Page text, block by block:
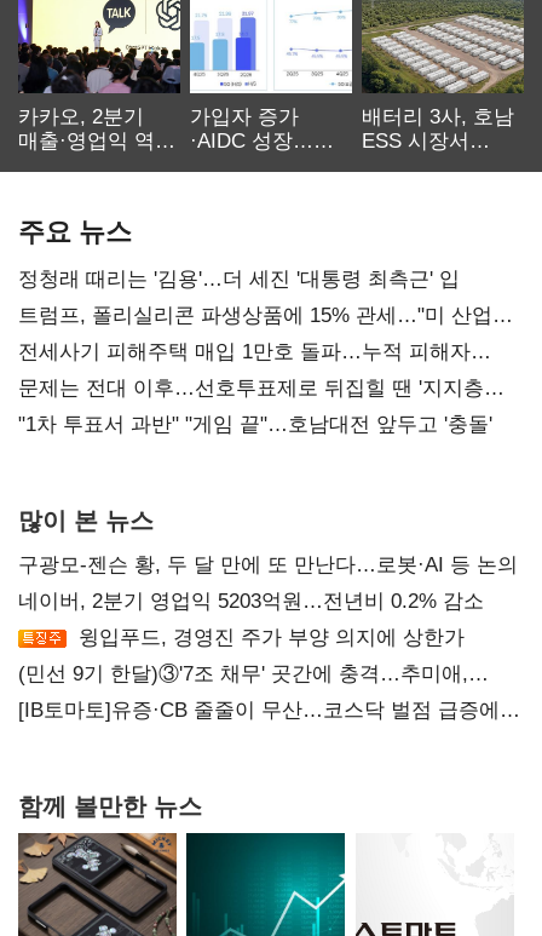
카카오, 2분기
매출·영업익 역대
가입자 증가
·AIDC 성장…
배터리 3사, 호남
ESS 시장서
주요 뉴스
정청래 때리는 '김용'…더 세진 '대통령 최측근' 입
트럼프, 폴리실리콘 파생상품에 15% 관세…"미 산업
재건"
전세사기 피해주택 매입 1만호 돌파…누적 피해자
4만278명
문제는 전대 이후…선호투표제로 뒤집힐 땐 '지지층
불복'
"1차 투표서 과반" "게임 끝"…호남대전 앞두고 '충돌'
많이 본 뉴스
구광모-젠슨 황, 두 달 만에 또 만난다…로봇·AI 등 논의
네이버, 2분기 영업익 5203억원…전년비 0.2% 감소
윙입푸드, 경영진 주가 부양 의지에 상한가
(민선 9기 한달)③'7조 채무' 곳간에 충격…추미애,
20년만에 '비상재정' 선언 승부수
[IB토마토]유증·CB 줄줄이 무산…코스닥 벌점 급증에
함께 볼만한 뉴스